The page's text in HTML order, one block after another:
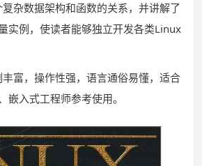
杂数据架构和函数的关系，并讲解了
实例，使读者能够独立开发各类Linux
富，操作性强，语言通俗易懂，适合
嵌入式工程师参考使用。